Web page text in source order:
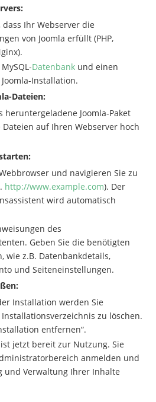
dass Ihr Webserver die
von Joomla erfüllt (PHP,
Datenbank und einen
Installation.
Dateien:
heruntergeladene Joomla-Paket
auf Ihren Webserver hoch
und navigieren Sie zu
http://www.example.com). Der
wird automatisch
des
Geben Sie die benötigten
wie z.B. Datenbankdetails,
und Seiteneinstellungen.
Installation werden Sie
zu löschen.
entfernen“.
jetzt bereit zur Nutzung. Sie
anmelden und
und Verwaltung Ihrer Inhalte